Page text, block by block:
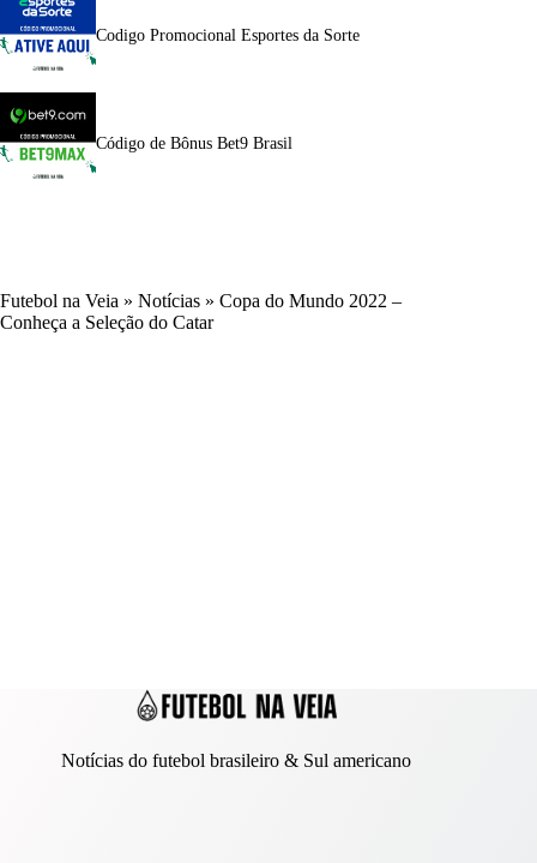
Codigo Promocional Esportes da Sorte
Código de Bônus Bet9 Brasil
Futebol na Veia » Notícias » Copa do Mundo 2022 –
Conheça a Seleção do Catar
Notícias do futebol brasileiro & Sul americano